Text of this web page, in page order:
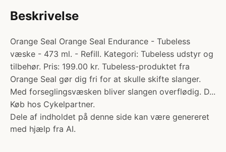
Beskrivelse
Orange Seal Orange Seal Endurance - Tubeless
væske - 473 ml. - Refill. Kategori: Tubeless udstyr og
tilbehør. Pris: 199.00 kr. Tubeless-produktet fra
Orange Seal gør dig fri for at skulle skifte slanger.
Med forseglingsvæsken bliver slangen overflødig. D...
Køb hos Cykelpartner.
Dele af indholdet på denne side kan være genereret
med hjælp fra AI.